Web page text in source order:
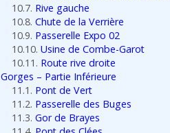
10.7. Rive gauche
10.8. Chute de la Verrière
10.9. Passerelle Expo 02
10.10. Usine de Combe-Garot
10.11. Route rive droite
Gorges – Partie Inférieure
11.1. Pont de Vert
11.2. Passerelle des Buges
11.3. Gor de Brayes